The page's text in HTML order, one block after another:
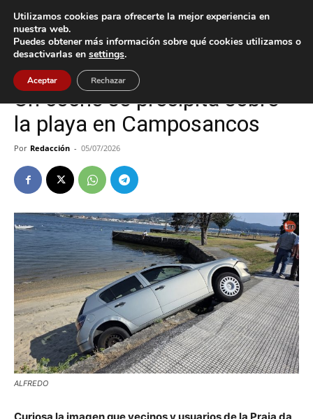
Inicio A Guarda
A Guarda Sucesos
Un coche se precipita sobre
la playa en Camposancos
Por Redacción - 05/07/2026
ALFREDO
Utilizamos cookies para ofrecerte la mejor experiencia en
nuestra web.
Puedes obtener más información sobre qué cookies utilizamos o
desactivarlas en settings.
Aceptar Rechazar